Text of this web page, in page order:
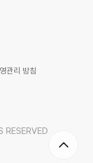
관리 방침